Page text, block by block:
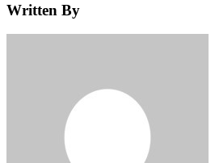
Written By